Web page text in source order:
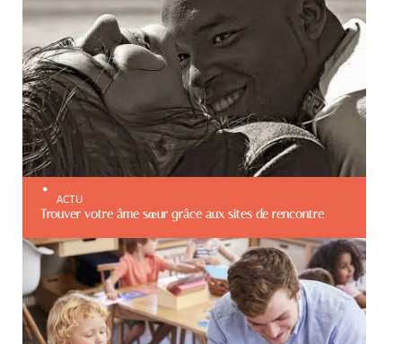
ACTU
Trouver votre âme sœur grâce aux sites de rencontre